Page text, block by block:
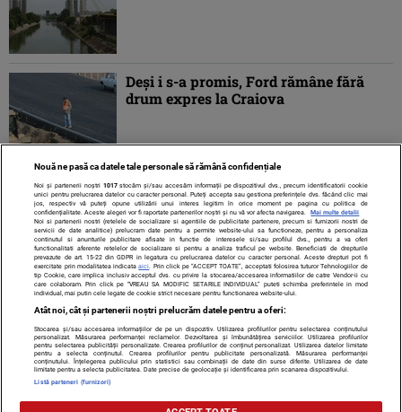
Deşi i s-a promis, Ford rămâne fără
drum expres la Craiova
Contact Despre noi Termeni și condiții
Citarea se poate face în limita a 250 de semne. Nici o instituţie sau persoană
Nouă ne pasă ca datele tale personale să rămână confidențiale
Noi și partenerii noștri 1017stocăm și/sau accesăm informații pe dispozitivul dvs., precum identificatorii cookie
unici pentru prelucrarea datelor cu caracter personal. Puteți accepta sau gestiona preferințele dvs. făcând clic mai
jos, respectiv vă puteți opune utilizării unui interes legitim în orice moment pe pagina cu politica de
confidențialitate. Aceste alegeri vor fi raportate partenerilor noștri și nu vă vor afecta navigarea.
Mai multe detalii
Noi si partenerii nostri (retelele de socializare si agentiile de publicitate partenere, precum si furnizorii nostri de
servicii de date analitice) prelucram date pentru a permite website-ului sa functioneze, pentru a personaliza
continutul si anunturile publicitare afisate in functie de interesele si/sau profilul dvs., pentru a va oferi
functionalitati aferente retelelor de socializare si pentru a analiza traficul pe website. Beneficiati de drepturile
prevazute de art. 15-22 din GDPR in legatura cu prelucrarea datelor cu caracter personal. Aceste drepturi pot fi
exercitate prin modalitatea indicataaici . Prin click pe “ACCEPT TOATE”, acceptati folosirea tuturor Tehnologiilor de
tip Cookie, care implica inclusiv acceptul dvs. cu privire la stocarea/accesarea informatiilor de catre Vendor-ii cu
care colaboram. Prin click pe “VREAU SA MODIFIC SETARILE INDIVIDUAL” puteti schimba preferintele in mod
individual, mai putin cele legate de cookie strict necesare pentru functionarea website-ului.
Atât noi, cât și partenerii noștri prelucrăm datele pentru a oferi:
Stocarea și/sau accesarea informațiilor de pe un dispozitiv. Utilizarea profilurilor pentru selectarea conținutului
personalizat. Măsurarea performanței reclamelor. Dezvoltarea și îmbunătățirea serviciilor. Utilizarea profilurilor
pentru selectarea publicității personalizate. Crearea profilurilor de conținut personalizat. Utilizarea datelor limitate
pentru a selecta conținutul. Crearea profilurilor pentru publicitate personalizată. Măsurarea performanței
conținutului. Înțelegerea publicului prin statistici sau combinații de date din surse diferite. Utilizarea de date
limitate pentru a selecta publicitatea. Date precise de geolocație și identificarea prin scanarea dispozitivului.
Listă parteneri (furnizori)